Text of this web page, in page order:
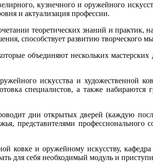
кузнечного и оружейного
и актуализация профессии.
теоретических знаний и
способствует развитию творческого
объединяют нескольких
искусства и художественной
специалистов, а также
дни открытых дверей (каждую
представителями профессионального
ковке и оружейному искусству,
для себя необходимый модуль и